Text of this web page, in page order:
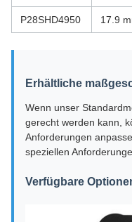
P28SHD4950 17.9
Erhältliche
Wenn unser
gerecht werden kann,
Anforderungen
speziellen
Verfügbare